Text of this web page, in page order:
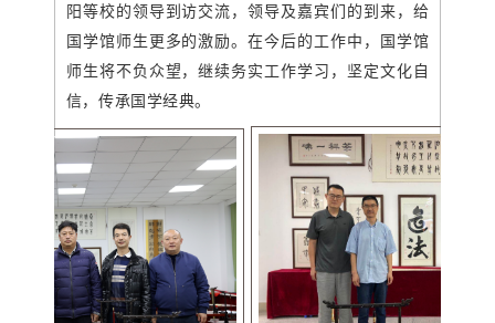
阳等校的领导到访交流，领导及嘉宾们的到来，给
国学馆师生更多的激励。在今后的工作中，国学馆
师生将不负众望，继续务实工作学习，坚定文化自
信，传承国学经典。